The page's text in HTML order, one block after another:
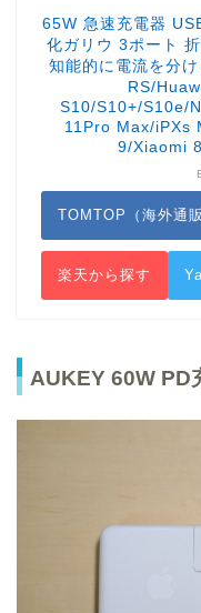
65W 急速充電器
化ガリウ 3ポート
知能的に電流を分
RS/
S10/S10+/S10e/
11Pro Max/iPXs
9/Xiaomi
TOMTOP（海外通販
楽天から探す
AUKEY 60W PD